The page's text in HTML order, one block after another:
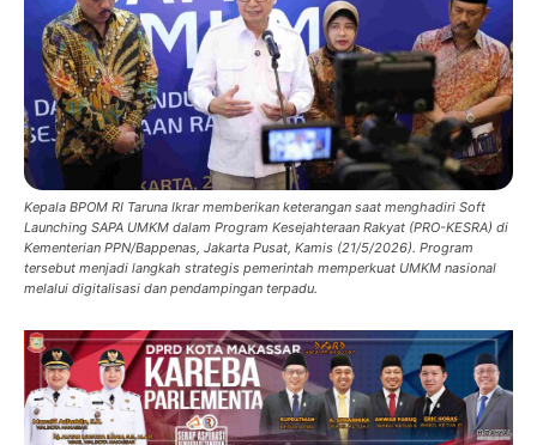
Kepala BPOM RI Taruna Ikrar memberikan keterangan saat menghadiri Soft
Launching SAPA UMKM dalam Program Kesejahteraan Rakyat (PRO-KESRA) di
Kementerian PPN/Bappenas, Jakarta Pusat, Kamis (21/5/2026). Program
tersebut menjadi langkah strategis pemerintah memperkuat UMKM nasional
melalui digitalisasi dan pendampingan terpadu.